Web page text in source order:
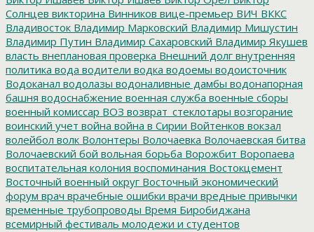
Солнцев викторина Винников вице-премьер ВИЧ ВККС
Владивосток Владимир Марковский Владимир Мишустин
Владимир Путин Владимир Сахаровский Владимир Якушев
власть внеплановая проверка Внешний долг внутренняя
политика вода водители водка водоемы водоисточник
Водоканал водолазы водоналивные дамбы водонапорная
башня водоснабжение военная служба военные сборы
военный комиссар ВОЗ возврат_стеклотары возгорание
воинский учет война война в Сирии Войтенков вокзал
волейбол волк Волонтеры Волочаевка Волочаевская битва
Волочаевский бой вольная борьба Ворожбит Воропаева
воспитательная колония воспоминания Востокцемент
Восточный военный округ Восточный экономический
форум врач врачебные ошибки врачи вредные привычки
временные трубопроводы Время Биробиджана
всемирный фестиваль молодежи и студентов